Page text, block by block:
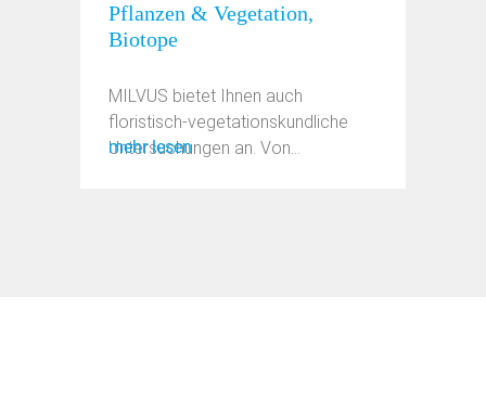
Pflanzen & Vegetation,
Biotope
MILVUS bietet Ihnen auch
floristisch-vegetationskundliche
Untersuchungen an. Von
mehr lesen